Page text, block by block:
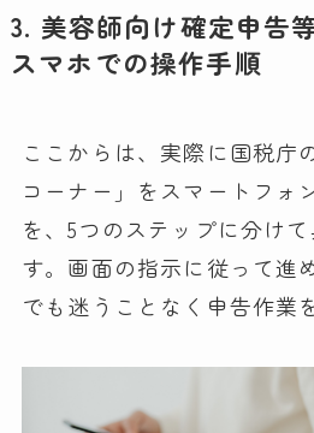
3. 美容師向け確定申告
スマホでの操作手順
ここからは、実際に国税庁
コーナー」をスマートフォ
を、5つのステップに分け
す。画面の指示に従って進
でも迷うことなく申告作業